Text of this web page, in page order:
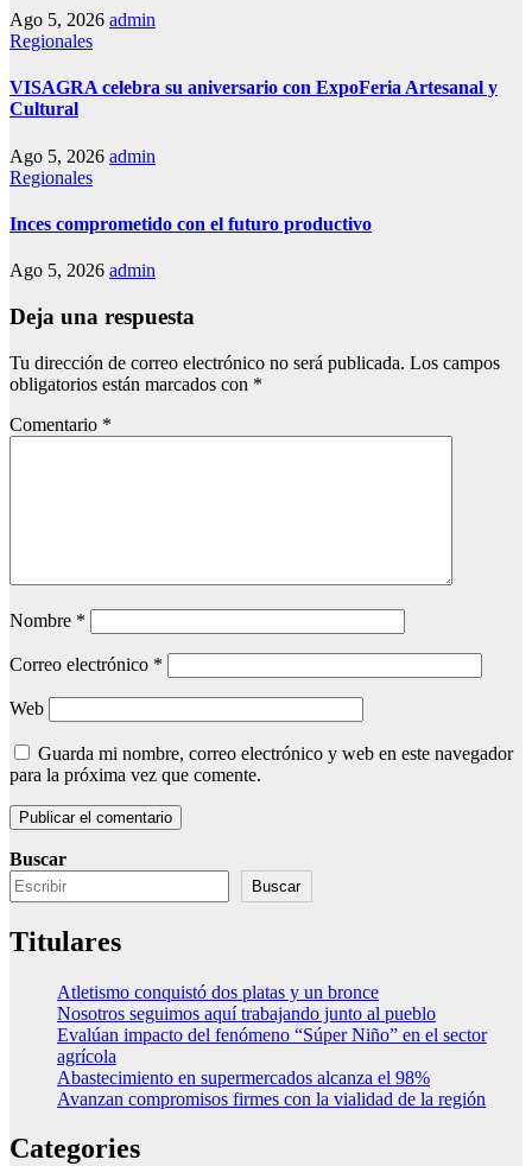
Ago 5, 2026 admin
Regionales
VISAGRA celebra su aniversario con ExpoFeria Artesanal y
Cultural
Ago 5, 2026 admin
Regionales
Inces comprometido con el futuro productivo
Ago 5, 2026 admin
Deja una respuesta
Tu dirección de correo electrónico no será publicada. Los campos
obligatorios están marcados con *
Comentario *
Nombre *
Correo electrónico *
Web
Guarda mi nombre, correo electrónico y web en este navegador
para la próxima vez que comente.
Buscar
Buscar
Titulares
Atletismo conquistó dos platas y un bronce
Nosotros seguimos aquí trabajando junto al pueblo
Evalúan impacto del fenómeno “Súper Niño” en el sector
agrícola
Abastecimiento en supermercados alcanza el 98%
Avanzan compromisos firmes con la vialidad de la región
Categories